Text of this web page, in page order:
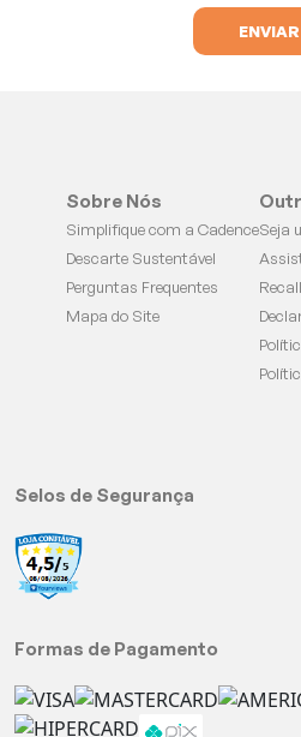
Sobre Nós
Simplifique com a Cadence
Descarte Sustentável
Perguntas Frequentes
Mapa do Site
Seja
Selos de Segurança
Formas de Pagamento